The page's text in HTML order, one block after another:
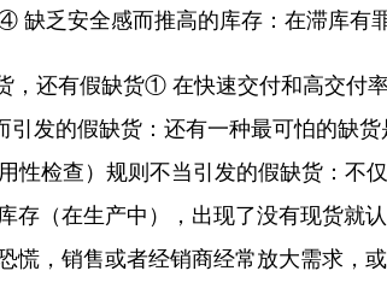
缺乏安全感而推高的库存：在滞库有
，还有假缺货① 在快速交付和高交付
发的假缺货：还有一种最可怕的缺
性检查）规则不当引发的假缺货：不
存（在生产中），出现了没有现货就
慌，销售或者经销商经常放大需求，